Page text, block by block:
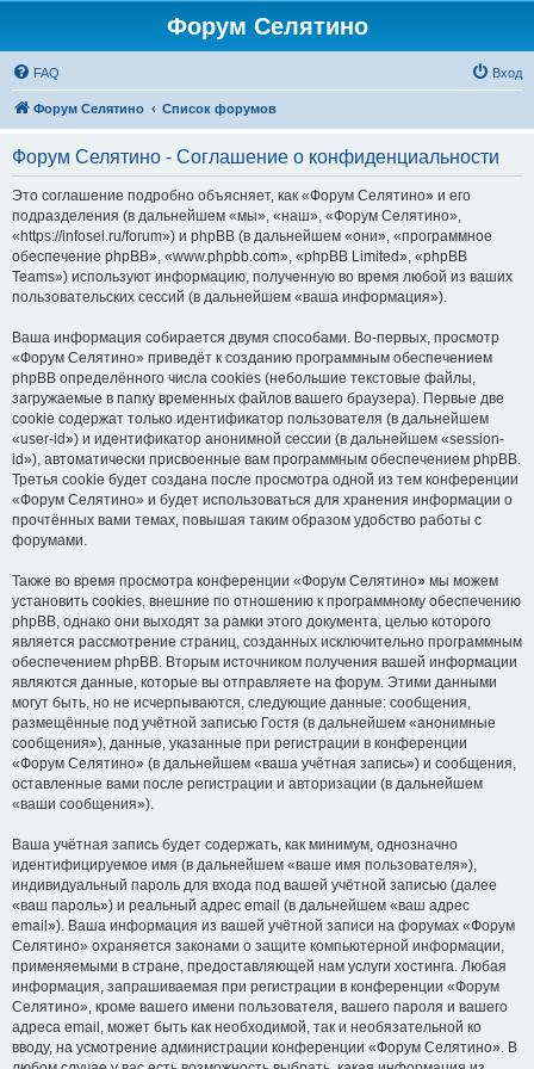
Форум Селятино
FAQ Вход
Форум Селятино Список форумов
Форум Селятино - Соглашение о конфиденциальности
Это соглашение подробно объясняет, как «Форум Селятино» и его
подразделения (в дальнейшем «мы», «наш», «Форум Селятино»,
«https://infosel.ru/forum») и phpBB (в дальнейшем «они», «программное
обеспечение phpBB», «www.phpbb.com», «phpBB Limited», «phpBB
Teams») используют информацию, полученную во время любой из ваших
пользовательских сессий (в дальнейшем «ваша информация»).
Ваша информация собирается двумя способами. Во-первых, просмотр
«Форум Селятино» приведёт к созданию программным обеспечением
phpBB определённого числа cookies (небольшие текстовые файлы,
загружаемые в папку временных файлов вашего браузера). Первые две
cookie содержат только идентификатор пользователя (в дальнейшем
«user-id») и идентификатор анонимной сессии (в дальнейшем «session-
id»), автоматически присвоенные вам программным обеспечением phpBB.
Третья cookie будет создана после просмотра одной из тем конференции
«Форум Селятино» и будет использоваться для хранения информации о
прочтённых вами темах, повышая таким образом удобство работы с
форумами.
Также во время просмотра конференции «Форум Селятино» мы можем
установить cookies, внешние по отношению к программному обеспечению
phpBB, однако они выходят за рамки этого документа, целью которого
является рассмотрение страниц, созданных исключительно программным
обеспечением phpBB. Вторым источником получения вашей информации
являются данные, которые вы отправляете на форум. Этими данными
могут быть, но не исчерпываются, следующие данные: сообщения,
размещённые под учётной записью Гостя (в дальнейшем «анонимные
сообщения»), данные, указанные при регистрации в конференции
«Форум Селятино» (в дальнейшем «ваша учётная запись») и сообщения,
оставленные вами после регистрации и авторизации (в дальнейшем
«ваши сообщения»).
Ваша учётная запись будет содержать, как минимум, однозначно
идентифицируемое имя (в дальнейшем «ваше имя пользователя»),
индивидуальный пароль для входа под вашей учётной записью (далее
«ваш пароль») и реальный адрес email (в дальнейшем «ваш адрес
email»). Ваша информация из вашей учётной записи на форумах «Форум
Селятино» охраняется законами о защите компьютерной информации,
применяемыми в стране, предоставляющей нам услуги хостинга. Любая
информация, запрашиваемая при регистрации в конференции «Форум
Селятино», кроме вашего имени пользователя, вашего пароля и вашего
адреса email, может быть как необходимой, так и необязательной ко
вводу, на усмотрение администрации конференции «Форум Селятино». В